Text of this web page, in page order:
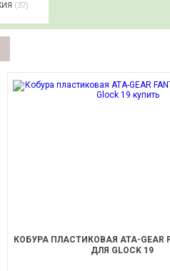
(37)
КОБУРА ПЛАСТИКОВАЯ ATA-GEAR
ДЛЯ GLOCK 19